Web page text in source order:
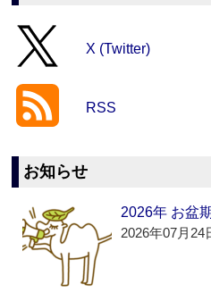
X (Twitter)
RSS
お知らせ
2026年 お盆
2026年07月24